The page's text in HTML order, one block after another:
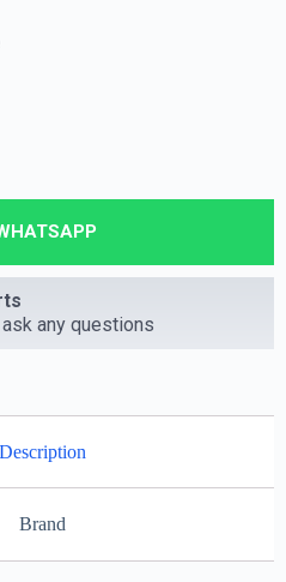
any questions
Description
Brand